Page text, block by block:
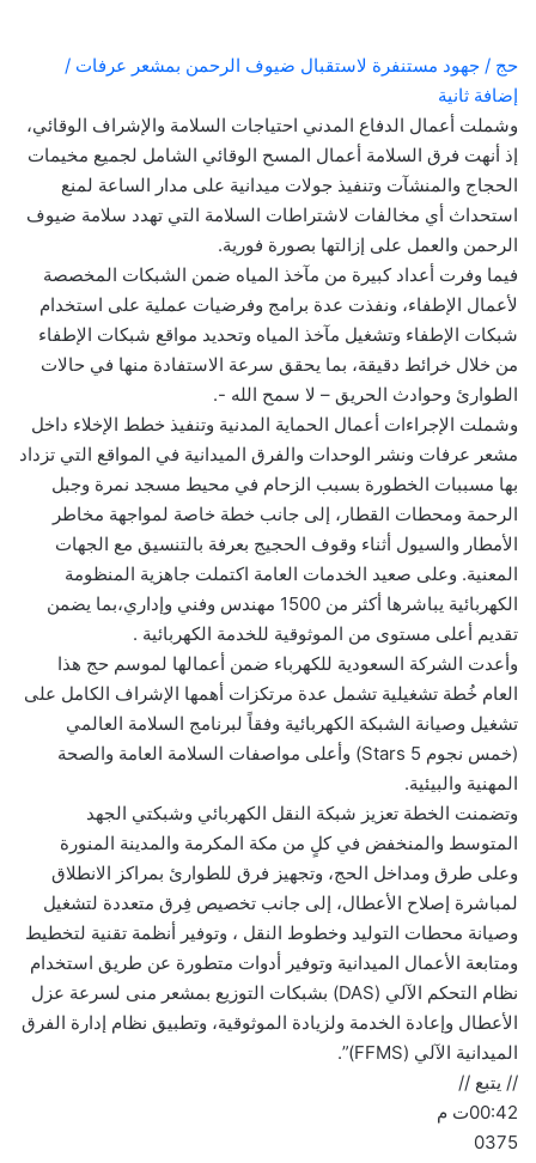
حج / جهود مستنفرة لاستقبال ضيوف الرحمن بمشعر عرفات /
إضافة ثانية
وشملت أعمال الدفاع المدني احتياجات السلامة والإشراف الوقائي،
إذ أنهت فرق السلامة أعمال المسح الوقائي الشامل لجميع مخيمات
الحجاج والمنشآت وتنفيذ جولات ميدانية على مدار الساعة لمنع
استحداث أي مخالفات لاشتراطات السلامة التي تهدد سلامة ضيوف
الرحمن والعمل على إزالتها بصورة فورية.
فيما وفرت أعداد كبيرة من مآخذ المياه ضمن الشبكات المخصصة
لأعمال الإطفاء، ونفذت عدة برامج وفرضيات عملية على استخدام
شبكات الإطفاء وتشغيل مآخذ المياه وتحديد مواقع شبكات الإطفاء
من خلال خرائط دقيقة، بما يحقق سرعة الاستفادة منها في حالات
الطوارئ وحوادث الحريق – لا سمح الله -.
وشملت الإجراءات أعمال الحماية المدنية وتنفيذ خطط الإخلاء داخل
مشعر عرفات ونشر الوحدات والفرق الميدانية في المواقع التي تزداد
بها مسببات الخطورة بسبب الزحام في محيط مسجد نمرة وجبل
الرحمة ومحطات القطار، إلى جانب خطة خاصة لمواجهة مخاطر
الأمطار والسيول أثناء وقوف الحجيج بعرفة بالتنسيق مع الجهات
المعنية. وعلى صعيد الخدمات العامة اكتملت جاهزية المنظومة
الكهربائية يباشرها أكثر من 1500 مهندس وفني وإداري،بما يضمن
تقديم أعلى مستوى من الموثوقية للخدمة الكهربائية .
وأعدت الشركة السعودية للكهرباء ضمن أعمالها لموسم حج هذا
العام خُطة تشغيلية تشمل عدة مرتكزات أهمها الإشراف الكامل على
تشغيل وصيانة الشبكة الكهربائية وفقاً لبرنامج السلامة العالمي
(خمس نجوم 5 Stars) وأعلى مواصفات السلامة العامة والصحة
المهنية والبيئية.
وتضمنت الخطة تعزيز شبكة النقل الكهربائي وشبكتي الجهد
المتوسط والمنخفض في كلٍ من مكة المكرمة والمدينة المنورة
وعلى طرق ومداخل الحج، وتجهيز فرق للطوارئ بمراكز الانطلاق
لمباشرة إصلاح الأعطال، إلى جانب تخصيص فِرق متعددة لتشغيل
وصيانة محطات التوليد وخطوط النقل ، وتوفير أنظمة تقنية لتخطيط
ومتابعة الأعمال الميدانية وتوفير أدوات متطورة عن طريق استخدام
نظام التحكم الآلي (DAS) بشبكات التوزيع بمشعر منى لسرعة عزل
الأعطال وإعادة الخدمة ولزيادة الموثوقية، وتطبيق نظام إدارة الفرق
الميدانية الآلي (FFMS)”.
// يتبع //
00:42ت م
0375